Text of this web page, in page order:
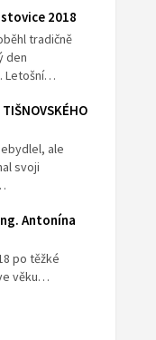
2018
tradičně
den
Letošní…
TIŠNOVSKÉHO
ale
svoji
Antonína
po těžké
věku…